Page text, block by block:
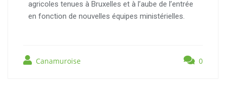
agricoles tenues à Bruxelles et à l’aube de l’entrée
en fonction de nouvelles équipes ministérielles.
Canamuroise 0